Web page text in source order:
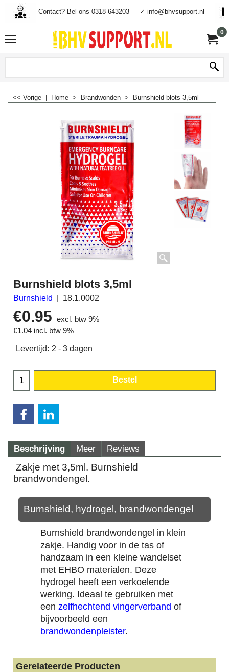
Contact? Bel ons 0318-643203 ✓ info@bhvsupport.nl
0
<< Vorige Home > Brandwonden > Burnshield blots 3,5ml
Burnshield blots 3,5ml
Burnshield 18.1.0002
€0.95
excl. btw 9%
€1.04 incl. btw 9%
Levertijd: 2 - 3 dagen
Bestel
Beschrijving Meer Reviews
Zakje met 3,5ml. Burnshield
brandwondengel.
Burnshield, hydrogel, brandwondengel
Burnshield brandwondengel in klein
zakje. Handig voor in de tas of
handzaam in een kleine wandelset
met EHBO materialen. Deze
hydrogel heeft een verkoelende
werking. Ideaal te gebruiken met
een zelfhechtend vingerverband of
bijvoorbeeld een
brandwondenpleister.
Gerelateerde Producten